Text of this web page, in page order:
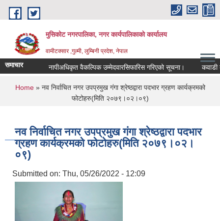
Skip to main content
मुसिकोट नगरपालिका, नगर कार्यपालिकाकाे कार्यालय
वामीटक्सार ,गुल्मी, लुम्बिनी प्रदेश, नेपाल
समाचार नापीअधिकृत वैकल्पिक उम्मेदवारसिफारिस गरिएको सूचना। कवाडी
You are here
Home» नव निर्वाचित नगर उपप्रमुख गंगा श्रेष्ठद्वारा पदभार ग्रहण कार्यक्रमको
फोटोहरु(मिति २०७९।०२।०९)
नव निर्वाचित नगर उपप्रमुख गंगा श्रेष्ठद्वारा पदभार
ग्रहण कार्यक्रमको फोटोहरु(मिति २०७९।०२।
०९)
Submitted on: Thu, 05/26/2022 - 12:09